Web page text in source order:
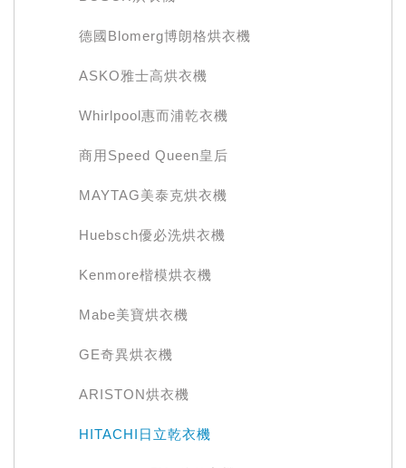
德國Blomerg博朗格烘衣機
ASKO雅士高烘衣機
Whirlpool惠而浦乾衣機
商用Speed Queen皇后
MAYTAG美泰克烘衣機
Huebsch優必洗烘衣機
Kenmore楷模烘衣機
Mabe美寶烘衣機
GE奇異烘衣機
ARISTON烘衣機
HITACHI日立乾衣機